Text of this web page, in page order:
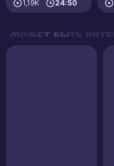
1,19K 24:50
Может быть